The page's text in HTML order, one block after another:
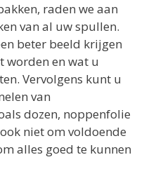
raden we aan
van al uw spullen.
beter beeld krijgen
worden en wat u
Vervolgens kunt u
van
dozen, noppenfolie
niet om voldoende
alles goed te kunnen